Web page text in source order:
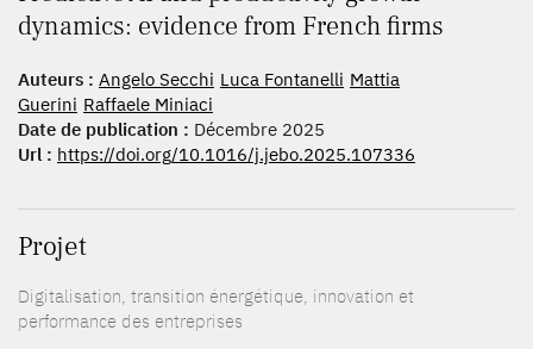
dynamics: evidence from French firms
Auteurs : Angelo Secchi Luca Fontanelli Mattia
Guerini Raffaele Miniaci
Date de publication : Décembre 2025
Url : https://doi.org/10.1016/j.jebo.2025.107336
Projet
Digitalisation, transition énergétique, innovation et
performance des entreprises